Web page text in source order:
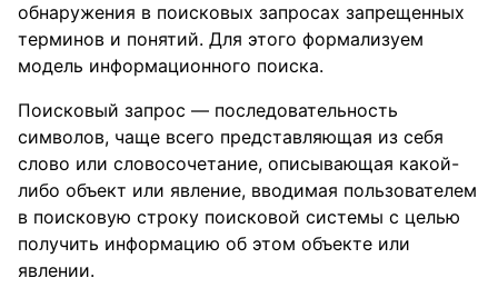
обнаружения в поисковых запросах запрещенных
терминов и понятий. Для этого формализуем
модель информационного поиска.
Поисковый запрос — последовательность
символов, чаще всего представляющая из себя
слово или словосочетание, описывающая какой-
либо объект или явление, вводимая пользователем
в поисковую строку поисковой системы с целью
получить информацию об этом объекте или
явлении.